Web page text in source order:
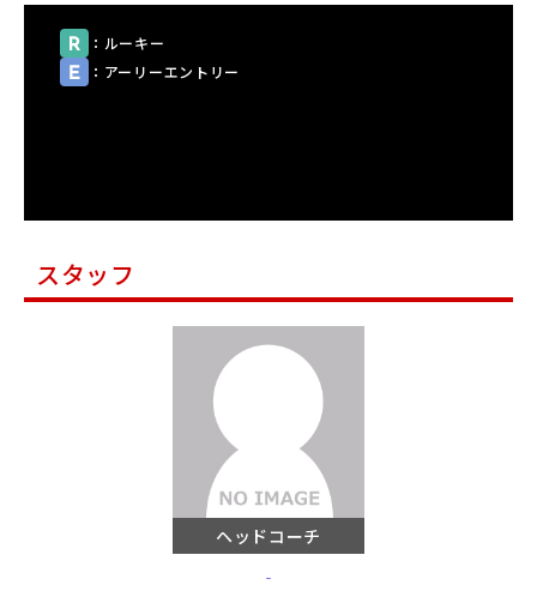
：ルーキー
：アーリーエントリー
スタッフ
ヘッドコーチ
‐